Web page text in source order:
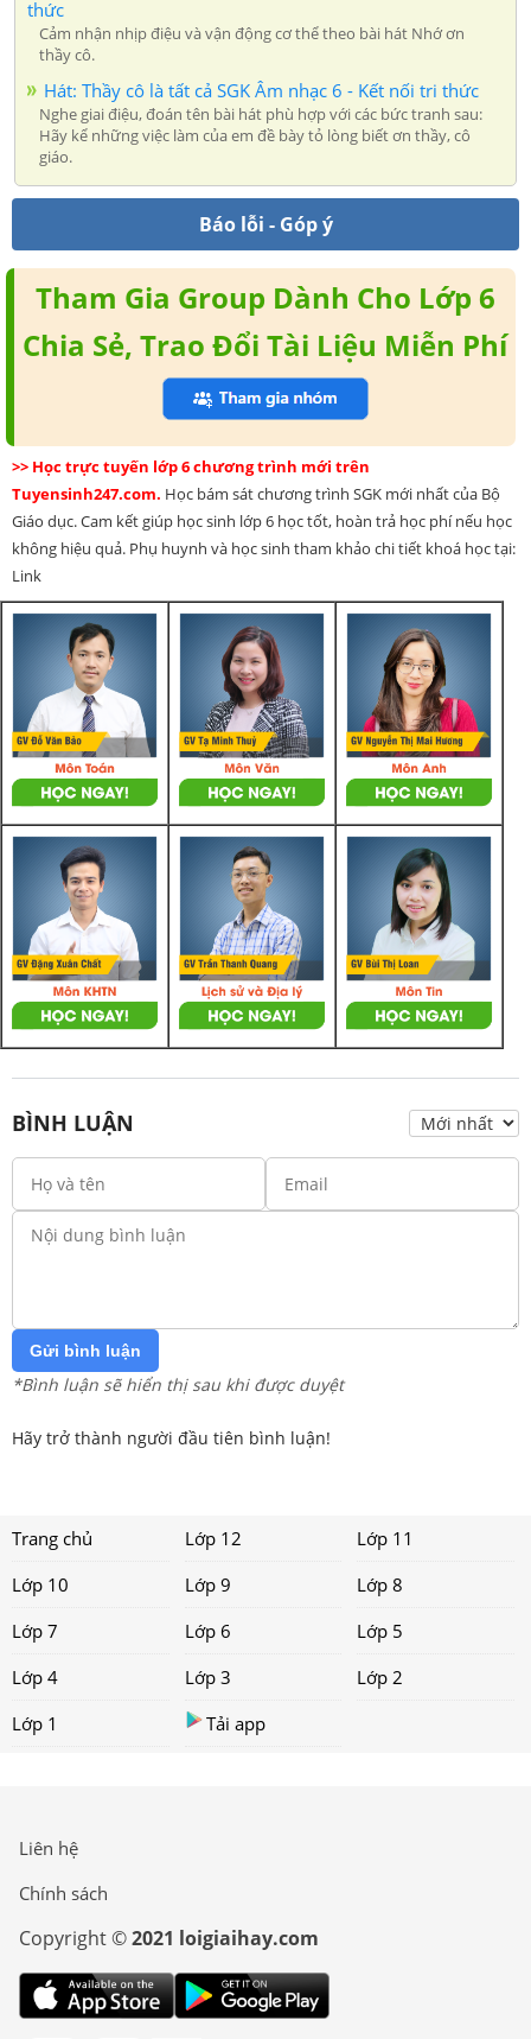
thức
Cảm nhận nhịp điệu và vận động cơ thể theo bài hát Nhớ ơn
thầy cô.
Hát: Thầy cô là tất cả SGK Âm nhạc 6 - Kết nối tri thức
Nghe giai điệu, đoán tên bài hát phù hợp với các bức tranh sau:
Hãy kể những việc làm của em đề bày tỏ lòng biết ơn thầy, cô
giáo.
Báo lỗi - Góp ý
Tham Gia Group Dành Cho Lớp 6
Chia Sẻ, Trao Đổi Tài Liệu Miễn Phí
>> Học trực tuyến lớp 6 chương trình mới trên
Tuyensinh247.com. Học bám sát chương trình SGK mới nhất của Bộ
Giáo dục. Cam kết giúp học sinh lớp 6 học tốt, hoàn trả học phí nếu học
không hiệu quả. Phụ huynh và học sinh tham khảo chi tiết khoá học tại:
Link
BÌNH LUẬN
Gửi bình luận
*Bình luận sẽ hiển thị sau khi được duyệt
Hãy trở thành người đầu tiên bình luận!
Trang chủ Lớp 12
Lớp 11
Lớp 10
Lớp 9
Lớp 8
Lớp 7
Lớp 6
Lớp 5
Lớp 4
Lớp 3
Lớp 2
Lớp 1
Tải app
Liên hệ
Chính sách
Copyright ©2021 loigiaihay.com